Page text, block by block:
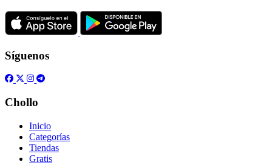
Síguenos
Chollo
Inicio
Categorías
Tiendas
Gratis